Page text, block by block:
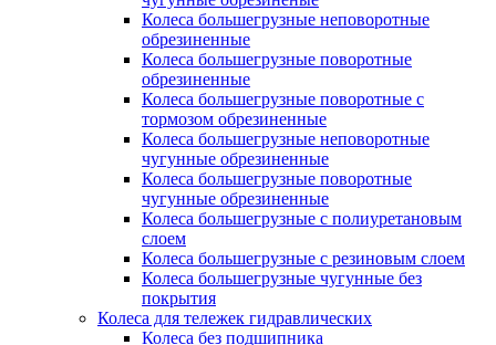
Колеса большегрузные неповоротные
обрезиненные
Колеса большегрузные поворотные
обрезиненные
Колеса большегрузные поворотные с
тормозом обрезиненные
Колеса большегрузные неповоротные
чугунные обрезиненные
Колеса большегрузные поворотные
чугунные обрезиненные
Колеса большегрузные с полиуретановым
слоем
Колеса большегрузные с резиновым слоем
Колеса большегрузные чугунные без
покрытия
Колеса для тележек гидравлических
Колеса без подшипника